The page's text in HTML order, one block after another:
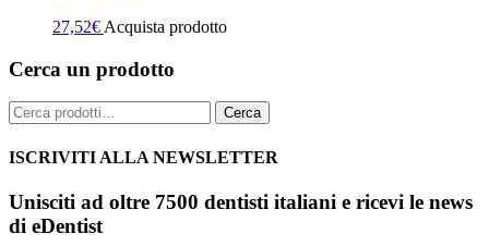
27,52€ Acquista prodotto
Cerca un prodotto
Cerca: Cerca
ISCRIVITI ALLA NEWSLETTER
Unisciti ad oltre 7500 dentisti italiani e ricevi le news
di eDentist